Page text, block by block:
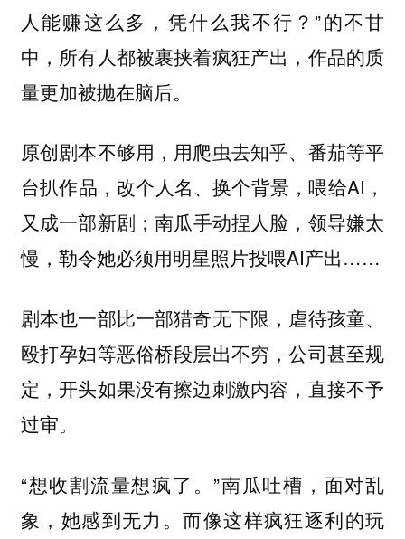
人能赚这么多，凭什么我不行？”的不甘
中，所有人都被裹挟着疯狂产出，作品的质
量更加被抛在脑后。
原创剧本不够用，用爬虫去知乎、番茄等平
台扒作品，改个人名、换个背景，喂给AI，
又成一部新剧；南瓜手动捏人脸，领导嫌太
慢，勒令她必须用明星照片投喂AI产出……
剧本也一部比一部猎奇无下限，虐待孩童、
殴打孕妇等恶俗桥段层出不穷，公司甚至规
定，开头如果没有擦边刺激内容，直接不予
过审。
“想收割流量想疯了。”南瓜吐槽，面对乱
象，她感到无力。而像这样疯狂逐利的玩